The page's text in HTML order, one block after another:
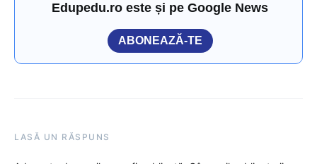
Edupedu.ro este și pe Google News
ABONEAZĂ-TE
LASĂ UN RĂSPUNS